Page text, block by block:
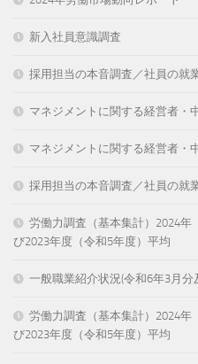
新入社員意識調査
採用担当の本音調査／社員の就
マネジメントに関する経営者・
マネジメントに関する経営者・
採用担当の本音調査／社員の就
労働力調査（基本集計）2024年
び2023年度（令和5年度）平均
一般職業紹介状況(令和6年3月
労働力調査（基本集計）2024年
び2023年度（令和5年度）平均